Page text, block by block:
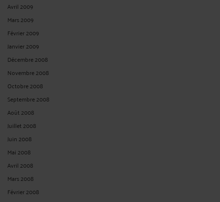
Avril 2009
Mars 2009
Février 2009
Janvier 2009
Décembre 2008
Novembre 2008
Octobre 2008
Septembre 2008
Août 2008
Juillet 2008
Juin 2008
Mai 2008
Avril 2008
Mars 2008
Février 2008